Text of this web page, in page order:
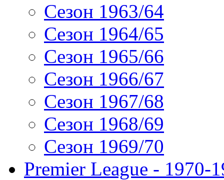
Сезон 1963/64
Сезон 1964/65
Сезон 1965/66
Сезон 1966/67
Сезон 1967/68
Сезон 1968/69
Сезон 1969/70
Premier League - 1970-